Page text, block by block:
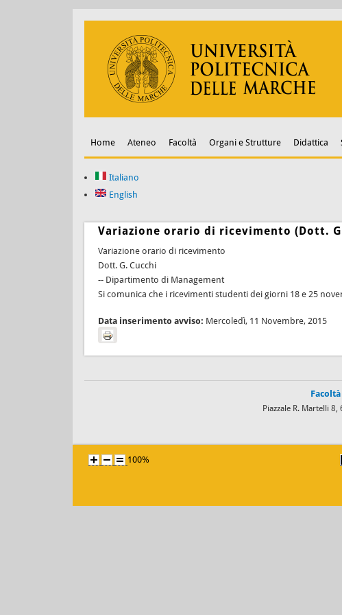
Home Ateneo Facoltà Organi e Strutture Didattica
Italiano
English
Variazione orario di ricevimento (Dott.
Variazione orario di ricevimento
Dott. G. Cucchi
-- Dipartimento di Management
Si comunica che i ricevimenti studenti dei giorni 18 e 25
Data inserimento avviso: Mercoledì, 11 Novembre, 2015
Piazzale R. Martelli
100%